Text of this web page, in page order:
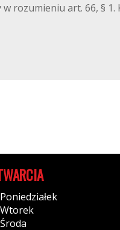
art. 66, §